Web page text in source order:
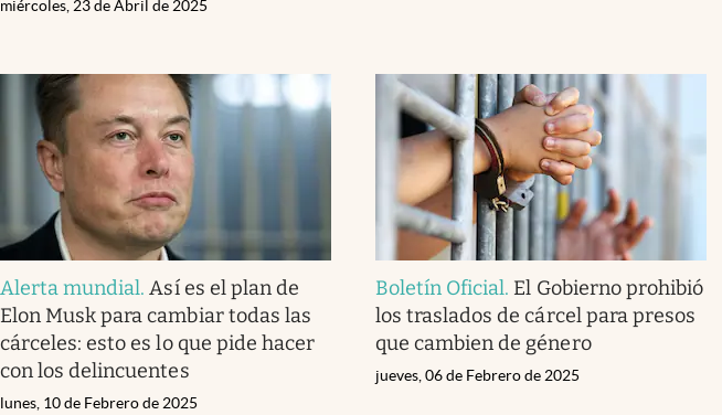
miércoles, 23 de Abril de 2025
Alerta mundial.Así es el plan de
Elon Musk para cambiar todas las
cárceles: esto es lo que pide hacer
con los delincuentes
lunes, 10 de Febrero de 2025
Boletín Oficial. El Gobierno prohibió
los traslados de cárcel para presos
que cambien de género
jueves, 06 de Febrero de 2025